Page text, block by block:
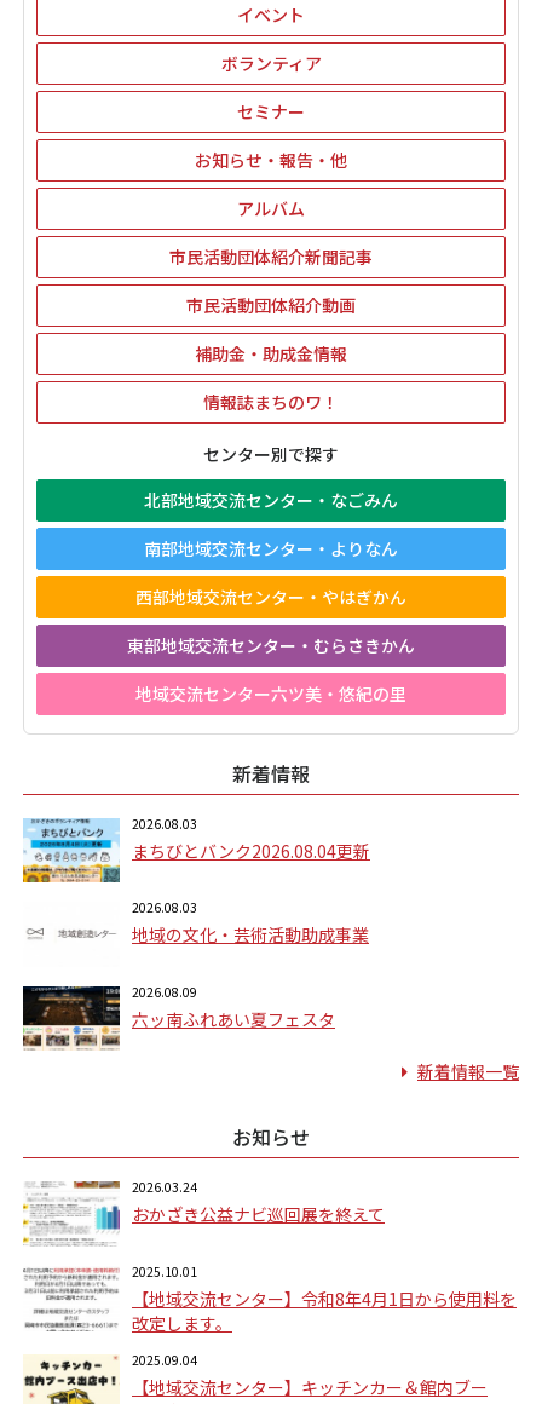
イベント
ボランティア
セミナー
お知らせ・報告・他
アルバム
市民活動団体紹介新聞記事
市民活動団体紹介動画
補助金・助成金情報
情報誌まちのワ！
センター別で探す
北部地域交流センター・なごみん
南部地域交流センター・よりなん
西部地域交流センター・やはぎかん
東部地域交流センター・むらさきかん
地域交流センター六ツ美・悠紀の里
新着情報
2026.08.03
まちびとバンク2026.08.04更新
2026.08.03
地域の文化・芸術活動助成事業
2026.08.09
六ッ南ふれあい夏フェスタ
新着情報一覧
お知らせ
2026.03.24
おかざき公益ナビ巡回展を終えて
2025.10.01
【地域交流センター】令和8年4月1日から使用料を
改定します。
2025.09.04
【地域交流センター】キッチンカー＆館内ブー